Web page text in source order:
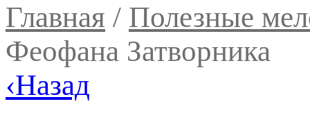
Главная / Полезные
Феофана Затворника
‹Назад